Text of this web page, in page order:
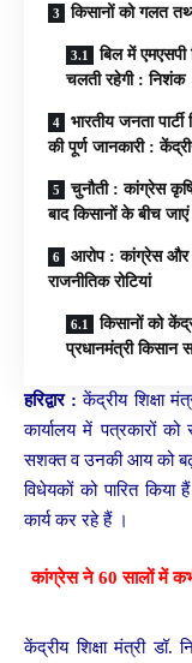
किसानों को गलत
बिल में
चलती रहेगी : निशंक
भारतीय जनता
की पूर्ण जानकारी :
चुनौती : कांग्रेस
बाद किसानों के बीच जाएं
आरोप : कांग्रेस और
राजनीतिक रोटियां
किसानों को
प्रधानमंत्री किसान
हरिद्वार : केंद्रीय शिक्षा
कार्यालय में पत्रकारों
सशक्त व उनकी आय को
विधेयकों को पारित
कार्य कर रहे हैं ।
कांग्रेस ने 60 सालों में
केंद्रीय शिक्षा मंत्री